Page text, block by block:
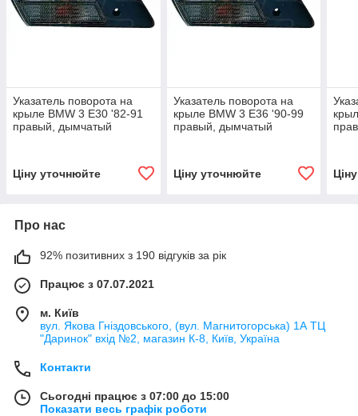
Указатель поворота на
крыле BMW 3 E30 '82-91
правый, дымчатый
Ціну уточнюйте
Указатель поворота на
крыле BMW 3 E36 '90-99
правый, дымчатый
Ціну уточнюйте
Про нас
92% позитивних з 190 відгуків за рік
Працює з 07.07.2021
м. Київ
вул. Якова Гніздовського, (вул. Магнитогорська) 1А ТЦ
"Даринок" вхід №2, магазин К-8, Київ, Україна
Контакти
Сьогодні працює з 07:00 до 15:00
Показати весь графік роботи